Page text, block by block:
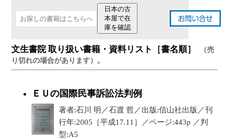
日本の古
本屋で在
庫を確認
文生書院 取り扱い書籍・資料リスト［書名順］
（売
り切れの場合があります）。
ＥＵの国際民事訴訟法判例
著者:石川 明／石渡 哲／出版:信山社出版／刊
行年:2005［平成17.11］／ページ:443p ／判
型:A5